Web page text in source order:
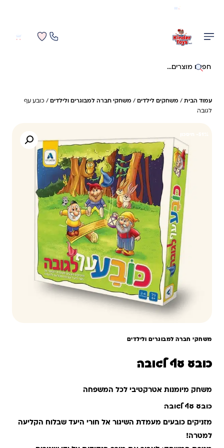
חיפוש באתר
עמוד הבית / משחקים לילדים / משחקי חברה למבוגרים ולילדים / כובע עף
לגובה
משחקי חברה למבוגרים ולילדים
כובע עף לגובה
משחק מיומנות אטרקטיבי לכל המשפחה
כובע עף לגובה
מזניקים כובעים מעמדת השיגור אל חורי היעד שבלוח הקליעה
למטרה!